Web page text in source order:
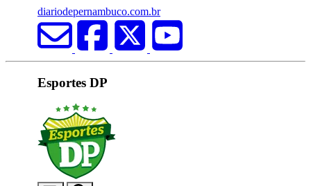
diariodepernambuco.com.br
Esportes DP